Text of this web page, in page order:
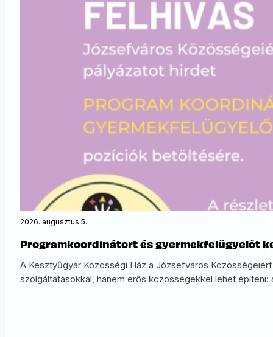
2026. augusztus 5.
Programkoordinátort és gyermekfelügyelőt
A Kesztyűgyár Közösségi Ház a Józsefváros
szolgáltatásokkal, hanem erős közösségekkel lehet építeni: